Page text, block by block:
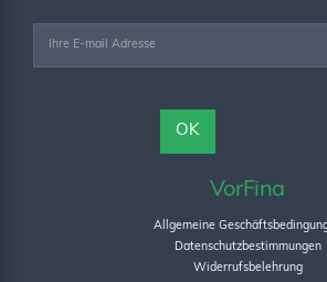
VorFina
Allgemeine
Datenschutzbestimmungen
Widerrufsbelehrung